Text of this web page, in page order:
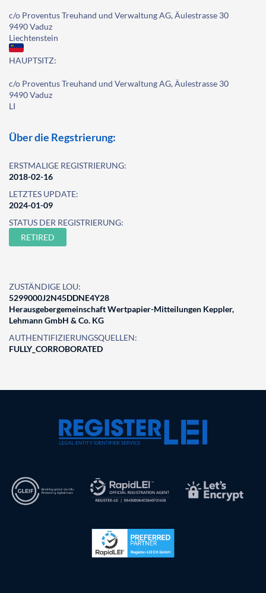
c/o Proventus Treuhand und Verwaltung AG, Äulestrasse 30
9490 Vaduz
Liechtenstein
HAUPTSITZ:
c/o Proventus Treuhand und Verwaltung AG, Äulestrasse 30
9490 Vaduz
LI
Über die Regstrierung:
ERSTMALIGE REGISTRIERUNG:
2018-02-16
LETZTES UPDATE:
2024-01-09
STATUS DER REGISTRIERUNG:
RETIRED
ZUSTÄNDIGE LOU:
5299000J2N45DDNE4Y28
Herausgebergemeinschaft Wertpapier-Mitteilungen Keppler,
Lehmann GmbH & Co. KG
AUTHENTIFIZIERUNGSQUELLEN:
FULLY_CORROBORATED